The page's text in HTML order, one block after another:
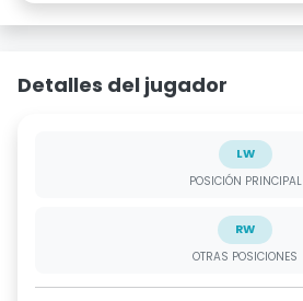
Detalles del jugador
LW
POSICIÓN PRINCIPAL
RW
OTRAS POSICIONES